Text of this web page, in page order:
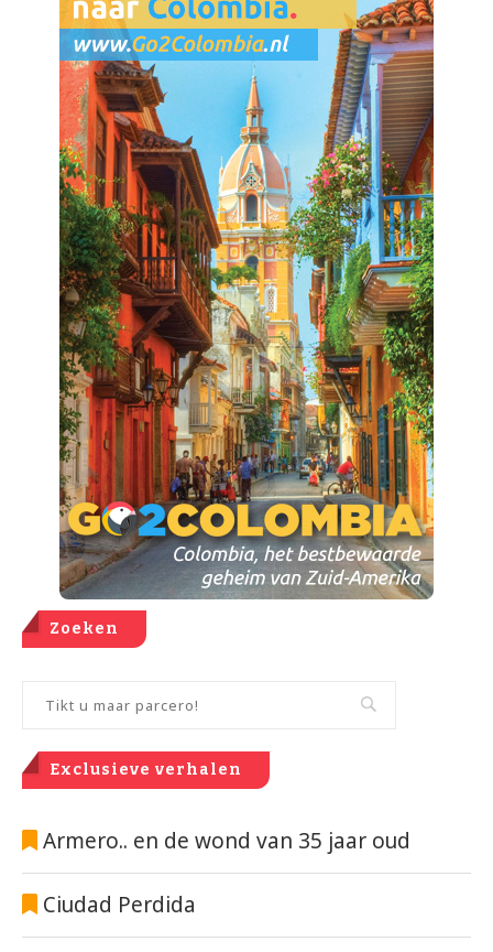
Zoeken
Exclusieve verhalen
Armero.. en de wond van 35 jaar oud
Ciudad Perdida